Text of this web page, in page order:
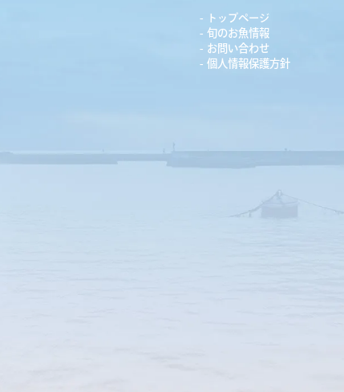
トップページ
旬のお魚情報
お問い合わせ
個人情報保護方針